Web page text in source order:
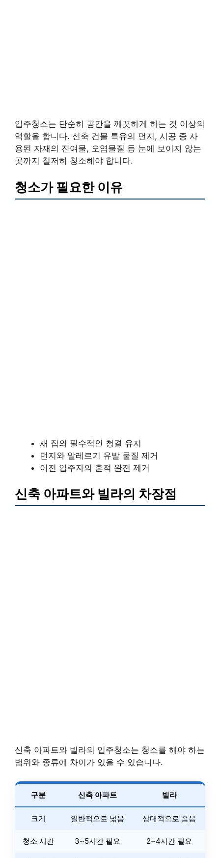
입주청소는 단순히 공간을 깨끗하게 하는 것 이상의
역할을 합니다. 신축 건물 특유의 먼지, 시공 중 사
용된 자재의 잔여물, 오염물질 등 눈에 보이지 않는
곳까지 철저히 청소해야 합니다.
청소가 필요한 이유
새 집의 필수적인 청결 유지
먼지와 알레르기 유발 물질 제거
이전 입주자의 흔적 완전 제거
신축 아파트와 빌라의 차장점
신축 아파트와 빌라의 입주청소는 청소를 해야 하는
범위와 종류에 차이가 있을 수 있습니다.
구분 신축 아파트 빌라
크기 일반적으로 넓음 상대적으로 좁음
청소 시간 3~5시간 필요 2~4시간 필요